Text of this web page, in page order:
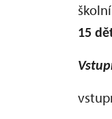
15